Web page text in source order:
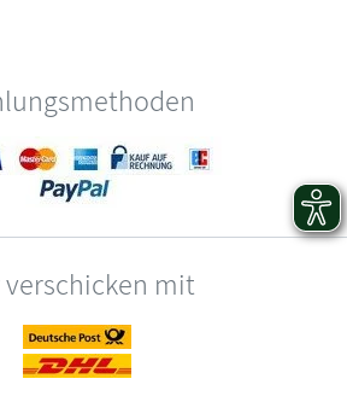
verschicken mit